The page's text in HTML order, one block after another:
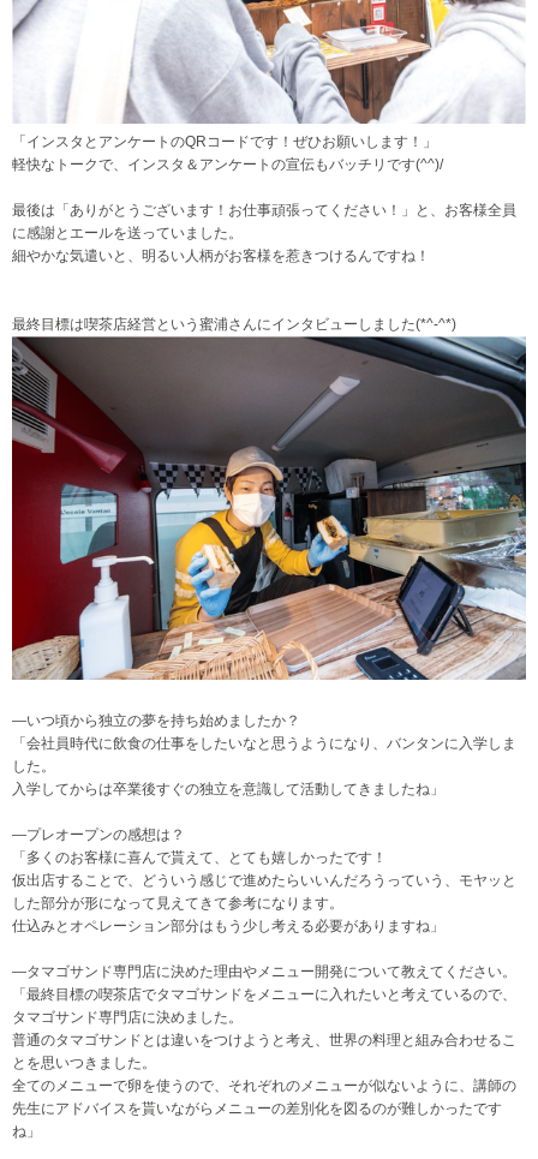
「インスタとアンケートのQRコードです！ぜひお願いします！」
軽快なトークで、インスタ＆アンケートの宣伝もバッチリです(^^)/
最後は「ありがとうございます！お仕事頑張ってください！」と、お客様全員
に感謝とエールを送っていました。
細やかな気遣いと、明るい人柄がお客様を惹きつけるんですね！
最終目標は喫茶店経営という蜜浦さんにインタビューしました(*^-^*)
―いつ頃から独立の夢を持ち始めましたか？
「会社員時代に飲食の仕事をしたいなと思うようになり、バンタンに入学しま
した。
入学してからは卒業後すぐの独立を意識して活動してきましたね」
―プレオープンの感想は？
「多くのお客様に喜んで貰えて、とても嬉しかったです！
仮出店することで、どういう感じで進めたらいいんだろうっていう、モヤッと
した部分が形になって見えてきて参考になります。
仕込みとオペレーション部分はもう少し考える必要がありますね」
―タマゴサンド専門店に決めた理由やメニュー開発について教えてください。
「最終目標の喫茶店でタマゴサンドをメニューに入れたいと考えているので、
タマゴサンド専門店に決めました。
普通のタマゴサンドとは違いをつけようと考え、世界の料理と組み合わせるこ
とを思いつきました。
全てのメニューで卵を使うので、それぞれのメニューが似ないように、講師の
先生にアドバイスを貰いながらメニューの差別化を図るのが難しかったです
ね」